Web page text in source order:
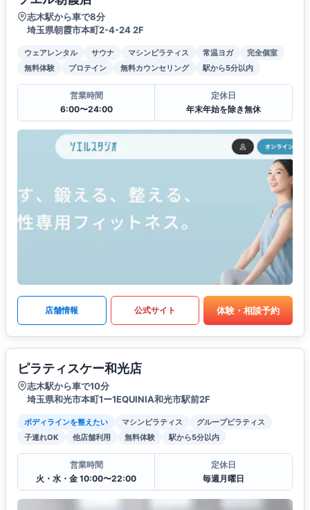
志木駅から車で8分
埼玉県朝霞市本町2-4-24 2F
ウェアレンタル サウナ マシンピラティス 常温ヨガ
完全個室
無料体験
プロテイン 無料カウンセリング 駅から5分以内
営業時間
6:00〜24:00
定休日
年末年始を除き無休
店舗情報 公式サイト 体験・相談予約
ピラティスケー和光店
志木駅から車で10分
埼玉県和光市本町1ー1EQUINIA和光市駅前2F
ボディラインを整えたい マシンピラティス
グループピラティス
子連れOK
他店舗利用 無料体験 駅から5分以内
営業時間
火・水・金 10:00〜22:00
定休日
毎週月曜日